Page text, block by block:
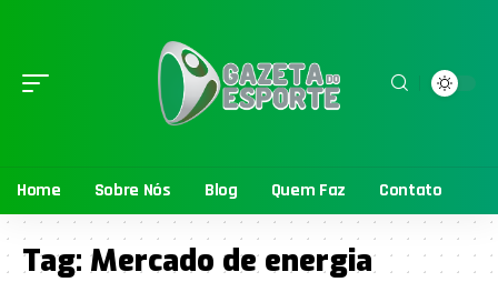
Home Sobre Nós Blog Quem Faz Contato
Tag: Mercado de energia